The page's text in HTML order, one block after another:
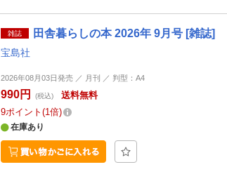
雑誌 田舎暮らしの本 2026年 9月号 [雑誌]
宝島社
2026年08月03日発売 ／ 月刊 ／ 判型：A4
990円 (税込)
送料無料
9ポイント 1倍
在庫あり